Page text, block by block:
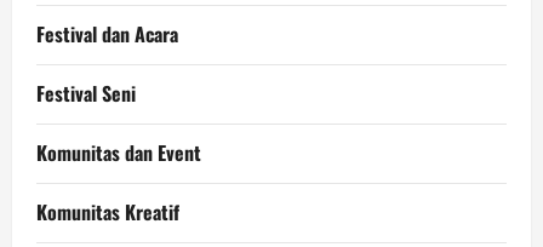
Festival dan Acara
Festival Seni
Komunitas dan Event
Komunitas Kreatif